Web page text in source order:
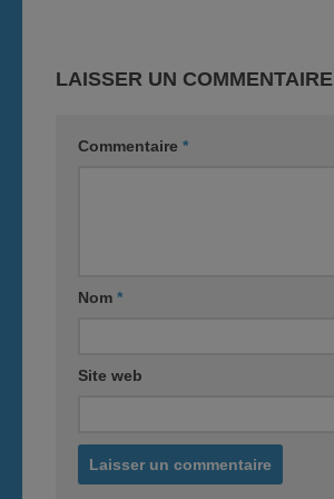
LAISSER UN COMMENTAIRE
Commentaire *
Nom *
Site web